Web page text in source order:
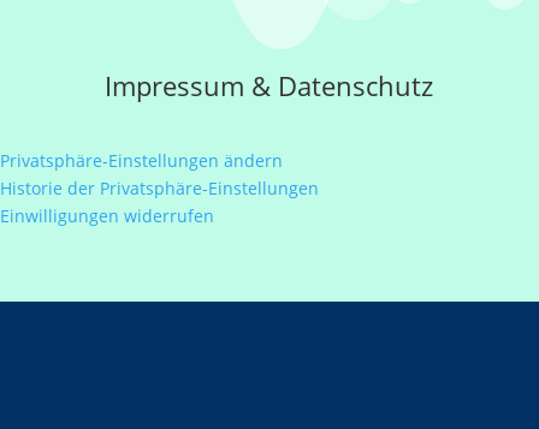
Impressum & Datenschutz
Privatsphäre-Einstellungen ändern
Historie der Privatsphäre-Einstellungen
Einwilligungen widerrufen